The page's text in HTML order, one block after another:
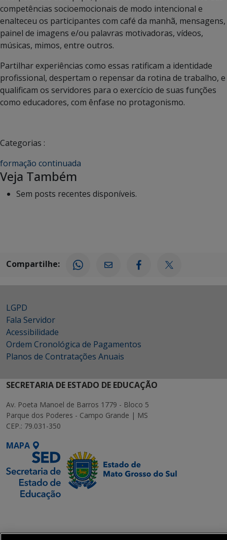
competências socioemocionais de modo intencional e
enalteceu os participantes com café da manhã, mensagens,
painel de imagens e/ou palavras motivadoras, vídeos,
músicas, mimos, entre outros.
Partilhar experiências como essas ratificam a identidade
profissional, despertam o repensar da rotina de trabalho, e
qualificam os servidores para o exercício de suas funções
como educadores, com ênfase no protagonismo.
Categorias :
formação continuada
Veja Também
Sem posts recentes disponíveis.
Compartilhe:
LGPD
Fala Servidor
Acessibilidade
Ordem Cronológica de Pagamentos
Planos de Contratações Anuais
SECRETARIA DE ESTADO DE EDUCAÇÃO
Av. Poeta Manoel de Barros 1779 - Bloco 5
Parque dos Poderes - Campo Grande | MS
CEP.: 79.031-350
MAPA
Transformação Digital